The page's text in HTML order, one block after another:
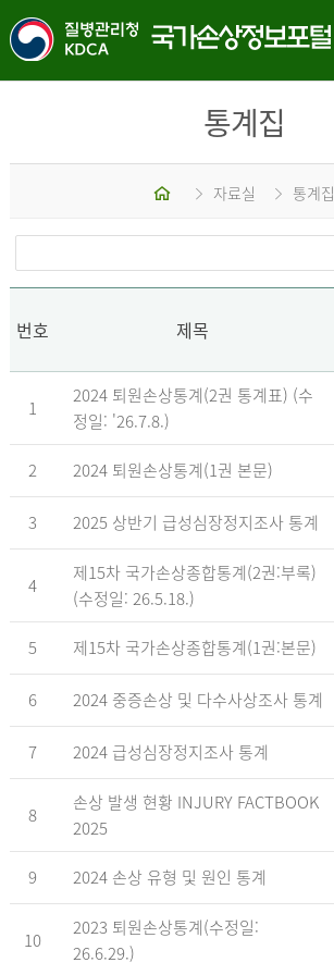
통계집
홈 자료실 통계집
번호 제목
1
2024 퇴원손상통계(2권 통계표) (수
정일: '26.7.8.)
2 2024 퇴원손상통계(1권 본문)
3 2025 상반기 급성심장정지조사 통계
4
제15차 국가손상종합통계(2권:부록)
(수정일: 26.5.18.)
5 제15차 국가손상종합통계(1권:본문)
6 2024 중증손상 및 다수사상조사 통계
7 2024 급성심장정지조사 통계
8
손상 발생 현황 INJURY FACTBOOK
2025
9 2024 손상 유형 및 원인 통계
10
2023 퇴원손상통계(수정일:
26.6.29.)